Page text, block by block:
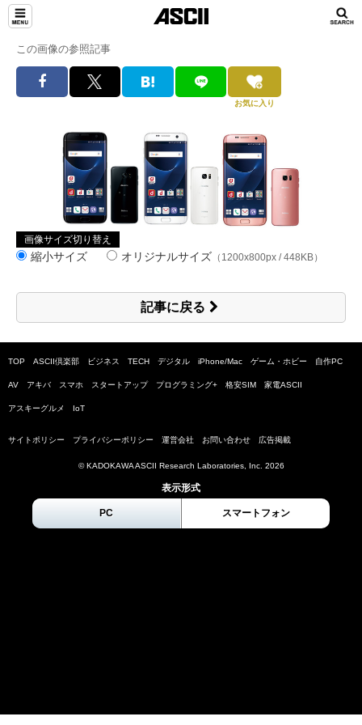
この画像の参照記事
お気に入り
画像サイズ切り替え
縮小サイズ オリジナルサイズ （1200x800px / 448KB）
記事に戻る
TOP ASCII倶楽部 ビジネス TECH デジタル iPhone/Mac ゲーム・ホビー 自作PC
AV アキバ スマホ スタートアップ プログラミング+ 格安SIM 家電ASCII
アスキーグルメ IoT
サイトポリシー プライバシーポリシー 運営会社 お問い合わせ 広告掲載
© KADOKAWA ASCII Research Laboratories, Inc. 2026
表示形式
PC スマートフォン